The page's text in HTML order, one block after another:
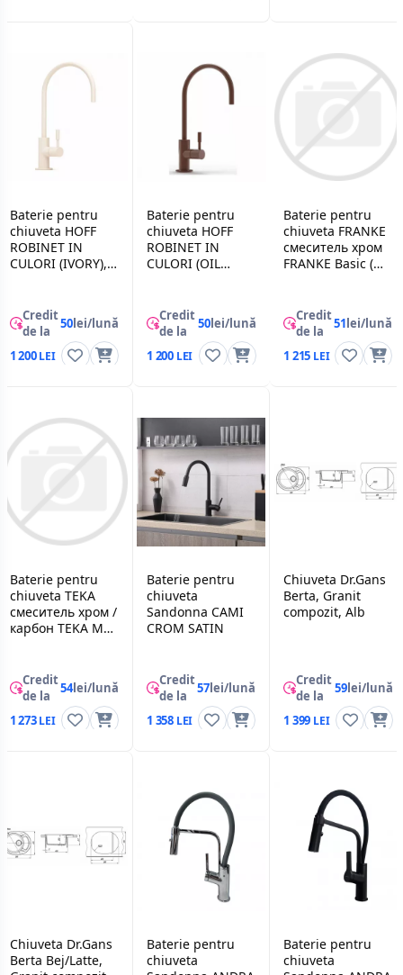
Baterie pentru
chiuveta HOFF
ROBINET IN
CULORI (IVORY),
Credit
de la
50lei/lună
1 200
Baterie pentru
chiuveta HOFF
ROBINET IN
CULORI (OIL
Credit
de la
50lei/lună
1 200
Baterie pentru
chiuveta FRANKE
смеситель хром
FRANKE Basic (
Credit
de la
51lei/lună
1 215
Baterie pentru
chiuveta TEKA
смеситель хром /
карбон TEKA MTP
Credit
de la
54lei/lună
1 273
Baterie pentru
chiuveta
Sandonna CAMI
CROM SATIN
Credit
de la
57lei/lună
1 358
Chiuveta Dr.Gans
Berta, Granit
compozit, Alb
Credit
de la
59lei/lună
1 399
Chiuveta Dr.Gans
Berta Bej/Latte,
Baterie pentru
chiuveta
Baterie pentru
chiuveta